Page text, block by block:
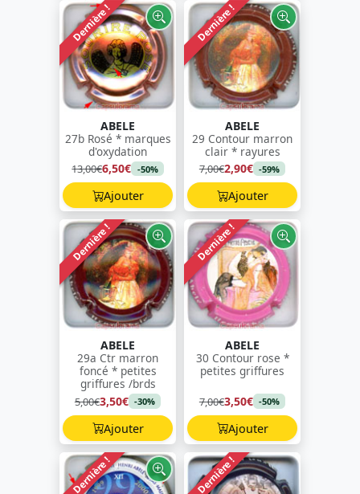
Dernière !
ABELE
27b Rosé * marques
d'oxydation
13,00€6,50€ -50%
Ajouter
Dernière !
ABELE
29 Contour marron
clair * rayures
7,00€2,90€ -59%
Ajouter
Dernière !
ABELE
29a Ctr marron
foncé * petites
griffures /brds
5,00€3,50€ -30%
Ajouter
Dernière !
ABELE
30 Contour rose *
petites griffures
7,00€3,50€ -50%
Ajouter
Dernière ! Dernière !